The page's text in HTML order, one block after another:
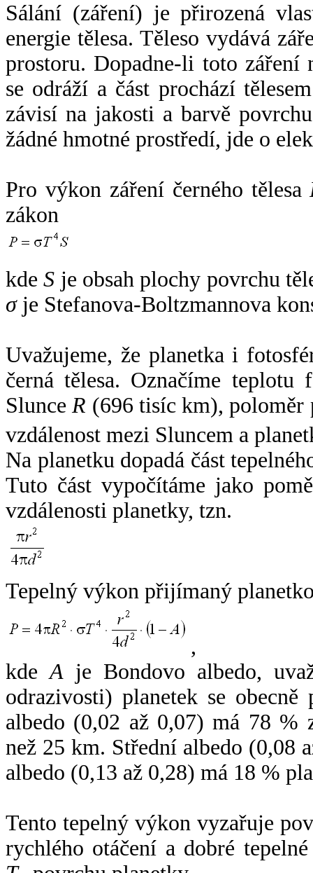
Sálání (záření) je přirozená
energie tělesa. Těleso vydává
prostoru. Dopadne-li toto záření
se odráží a část prochází
závisí na jakosti a barvě
žádné hmotné prostředí, jde o
Pro výkon záření černého tělesa
zákon
kdeS je obsah plochy povrchu
σje Stefanova-Boltzmannova
Uvažujeme, že planetka i
černá tělesa. Označíme
SlunceR (696 tisíc km),
vzdálenost mezi Sluncem a
Na planetku dopadá část
Tuto část vypočítáme jako
vzdálenosti planetky, tzn.
Tepelný výkon přijímaný
,
kdeA je Bondovo albedo,
odrazivosti) planetek se
albedo (0,02 až 0,07) má 78 %
než 25 km. Střední albedo (0,08
albedo (0,13 až 0,28) má 18 %
Tento tepelný výkon vyzařuje
rychlého otáčení a dobré